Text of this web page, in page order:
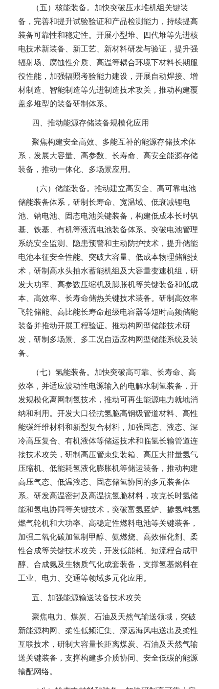
（五）核能装备。加快突破压水堆机组关键装
备，完善和提升试验验证和产品检测能力，持续提高
装备可靠性和稳定性。开展小型堆、四代堆等先进核
电技术新装备、新工艺、新材料研发与验证，提升强
辐射场、腐蚀性介质、高温等耦合环境下材料长期服
役性能，加强辐照考验能力建设，开展自动焊接、增
材制造、智能制造等先进制造技术攻关，推动构建覆
盖多堆型的装备研制体系。
四、推动能源存储装备规模化应用
聚焦构建安全高效、多能互补的能源存储技术体
系，发展大容量、高参数、长寿命、高安全能源存储
装备，推动一体化、多场景应用。
（六）储能装备。推动建立高安全、高可靠电池
储能装备体系，研制长寿命、宽温域、低衰减锂电
池、钠电池、固态电池关键装备，构建低成本长时钒
基、铁基、有机等液流电池装备体系。突破电池管理
系统安全监测、隐患预警和主动防护技术，提升储能
电池本征安全性能。突破大容量、低成本物理储能技
术，研制高水头抽水蓄能机组及大容量变速机组，研
发大功率、高参数压缩机及膨胀机等关键装备和低成
本、高效率、长寿命储热关键技术装备。研制高效率
飞轮储能、高比能长寿命超级电容器等短时高频储能
装备并推动开展工程验证。推动构网型储能技术研
发，研制多场景、多工况自适应构网型储能系统及装
备。
（七）氢能装备。加快突破高可靠、长寿命、高
效率，并适应波动性电源输入的电解水制氢装备，开
发规模化离网制氢技术，推动可再生能源电力就地消
纳和利用。开发大口径抗氢脆高钢级管道材料、高性
能碳纤维材料和新型复合材料，加强固态、液态、深
冷高压复合、有机液体等储运技术和临氢长输管道连
接技术攻关，研制高压管束集装箱、高压大排量氢气
压缩机、低能耗氢液化膨胀机等储运装备，推动构建
高压气态、低温液态、固态储氢协同的多元装备体
系。研发高温密封及高温抗氢脆材料，攻克长时氢储
能和氢电协同等关键技术，突破富氢竖炉、掺氢/纯氢
燃气轮机和大功率、高稳定性燃料电池等关键装备，
加强二氧化碳加氢制甲醇、氨燃烧、高效催化剂、柔
性合成等关键技术攻关，开发低能耗、短流程合成甲
醇、合成氨及生物质气化成套装备，支撑氢基燃料在
工业、电力、交通等领域多元化应用。
五、加强能源输送装备技术攻关
聚焦电力、煤炭、石油及天然气输送领域，突破
新能源构网、柔性低频汇集、深远海风电送出及柔性
互联技术，研制大容量长距离煤炭、石油及天然气输
送关键装备，支撑构建多介质协同、安全低碳的能源
输配网络。